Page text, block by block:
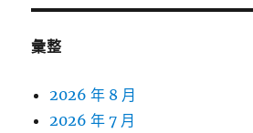
彙整
2026 年 8 月
2026 年 7 月